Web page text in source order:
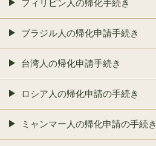
フィリピン人の帰化手続き
ブラジル人の帰化申請手続き
台湾人の帰化申請手続き
ロシア人の帰化申請の手続き
ミャンマー人の帰化申請の手続き